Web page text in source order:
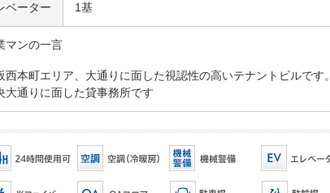
ベーター 1基
マンの一言
西本町エリア、大通りに面した視認性の高いテナントビルです。
大通りに面した貸事務所です